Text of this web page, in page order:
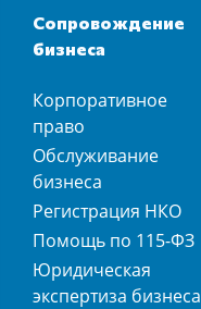
Сопровождение
бизнеса
Корпоративное
право
Обслуживание
бизнеса
Регистрация НКО
Помощь по 115-ФЗ
Юридическая
экспертиза бизнеса